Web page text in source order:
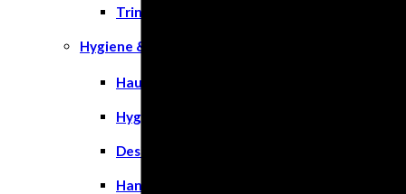
Trinknahrung
Hygiene & Pflege
Hausapotheke
Hygieneartikel
Desinfektion
Handschuhe